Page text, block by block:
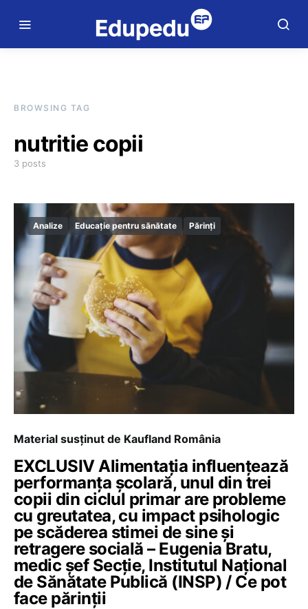
BROWSING TAG
nutritie copii
3 posts
Analize Educație pentru sănătate Părinți
Material susținut de Kaufland România
EXCLUSIV Alimentația influențează
performanța școlară, unul din trei
copii din ciclul primar are probleme
cu greutatea, cu impact psihologic
pe scăderea stimei de sine și
retragere socială – Eugenia Bratu,
medic şef Secţie, Institutul Național
de Sănătate Publică (INSP) / Ce pot
face părinții